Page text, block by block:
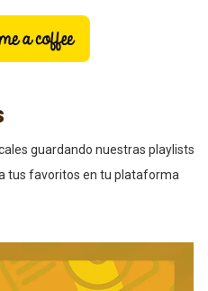
guardando nuestras playlists
tus favoritos en tu plataforma